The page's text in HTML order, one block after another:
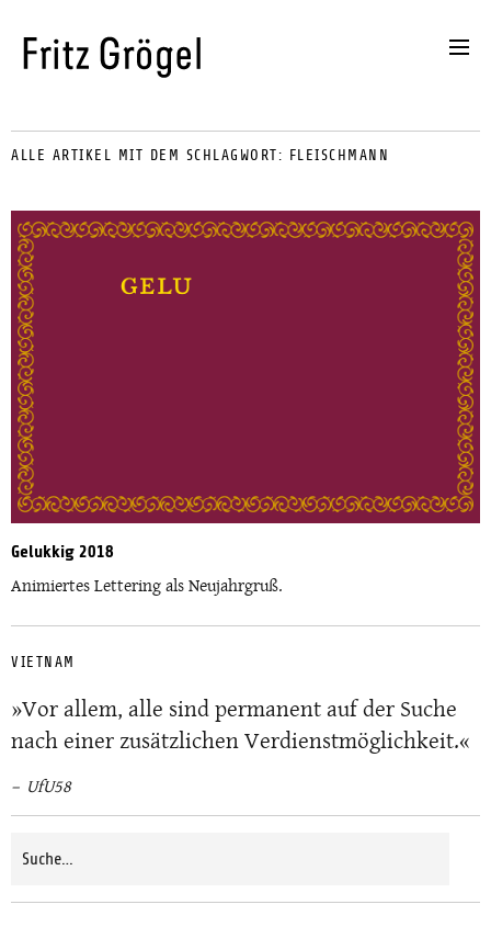
ALLE ARTIKEL MIT DEM SCHLAGWORT: FLEISCHMANN
Gelukkig 2018
Animiertes Lettering als Neujahrgruß.
VIETNAM
»Vor allem, alle sind permanent auf der Suche
nach einer zusätzlichen Verdienstmöglichkeit.«
UfU58